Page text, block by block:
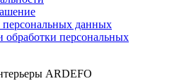
персональных данных
персональных
ARDEFO